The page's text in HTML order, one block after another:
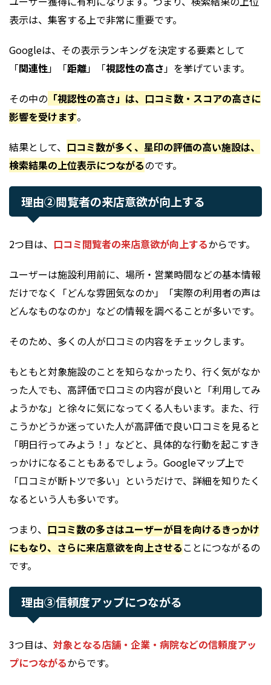
表示は、集客する上で非常に重要です。
Googleは、その表示ランキングを決定する要素として
「関連性」「距離」「視認性の高さ」を挙げています。
その中の 「視認性の高さ」は、口コミ数・スコアの高さに
影響を受けます。
結果として、 口コミ数が多く、星印の評価の高い施設は、
検索結果の上位表示につながるのです。
理由②閲覧者の来店意欲が向上する
2つ目は、 口コミ閲覧者の来店意欲が向上するからです。
ユーザーは施設利用前に、場所・営業時間などの基本情報
だけでなく「どんな雰囲気なのか」「実際の利用者の声は
どんなものなのか」などの情報を調べることが多いです。
そのため、多くの人が口コミの内容をチェックします。
もともと対象施設のことを知らなかったり、行く気がなか
った人でも、高評価で口コミの内容が良いと「利用してみ
ようかな」と徐々に気になってくる人もいます。また、行
こうかどうか迷っていた人が高評価で良い口コミを見ると
「明日行ってみよう！」などと、具体的な行動を起こすき
っかけになることもあるでしょう。Googleマップ上で
「口コミが断トツで多い」というだけで、詳細を知りたく
なるという人も多いです。
つまり、 口コミ数の多さはユーザーが目を向けるきっかけ
にもなり、さらに来店意欲を向上させることにつながるの
です。
理由③信頼度アップにつながる
3つ目は、 対象となる店舗・企業・病院などの信頼度アッ
プにつながるからです。